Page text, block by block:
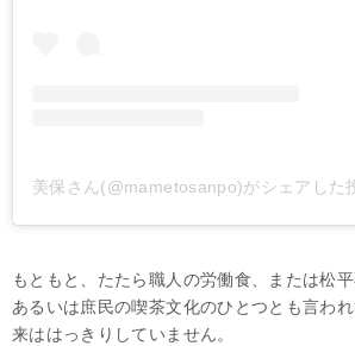
美保さん(@mametosanpo)がシェアした
もともと、たたら職人の労働食、または松平
あるいは庶民の喫茶文化のひとつとも言わ
来ははっきりしていません。